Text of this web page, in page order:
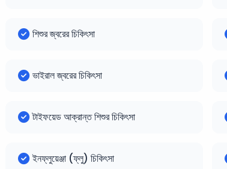
শিশুর জ্বরের চিকিৎসা
ভাইরাল জ্বরের চিকিৎসা
টাইফয়েড আক্রান্ত শিশুর চিকিৎসা
ইনফ্লুয়েঞ্জা (ফ্লু) চিকিৎসা